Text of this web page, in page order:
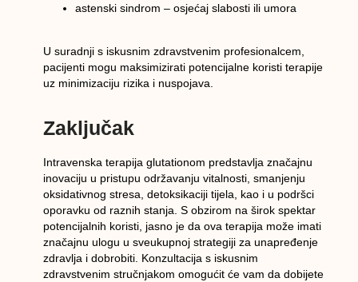
astenski sindrom – osjećaj slabosti ili umora
U suradnji s iskusnim zdravstvenim profesionalcem,
pacijenti mogu maksimizirati potencijalne koristi terapije
uz minimizaciju rizika i nuspojava.
Zaključak
Intravenska terapija glutationom predstavlja značajnu
inovaciju u pristupu održavanju vitalnosti, smanjenju
oksidativnog stresa, detoksikaciji tijela, kao i u podršci
oporavku od raznih stanja. S obzirom na širok spektar
potencijalnih koristi, jasno je da ova terapija može imati
značajnu ulogu u sveukupnoj strategiji za unapređenje
zdravlja i dobrobiti. Konzultacija s iskusnim
zdravstvenim stručnjakom omogućit će vam da dobijete